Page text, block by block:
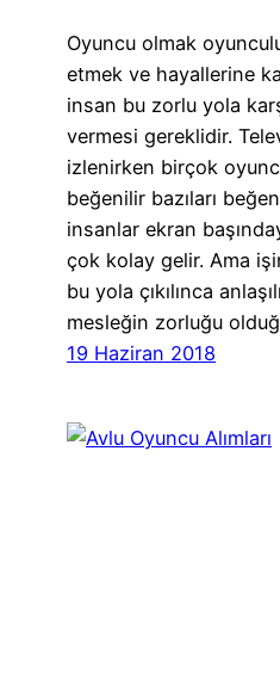
Oyuncu olmak
etmek ve hayallerine
insan bu zorlu yola
vermesi gereklidir.
izlenirken birçok
beğenilir bazıları
insanlar ekran
çok kolay gelir. Ama
bu yola çıkılınca
mesleğin zorluğu
19 Haziran 2018